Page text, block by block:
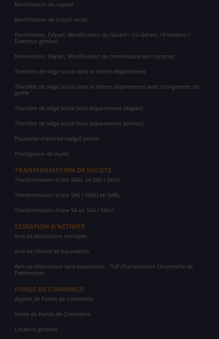
Modification du capital
Modification de l'objet social
Nomination, Départ, Modification du Gérant / Co-Gérant / Président /
Directeur général
Nomination, Départ, Modification de commissaire aux comptes
Transfert de siège social dans le même département
Transfert de siège social dans le même département avec changement de
greffe
Transfert de siège social hors département (départ)
Transfert de siège social hors département (arrivée)
Poursuite d'activité malgré pertes
Prorogation de durée
TRANSFORMATION DE SOCIÉTÉ
Transformation d'une SARL en SAS / SASU
Transformation d'une SAS / SASU en SARL
Transformation d'une SA en SAS / SASU
CESSATION D'ACTIVITÉ
Avis de dissolution anticipée
Avis de clôture de liquidation
Avis de dissolution sans liquidation - TUP (Transmission Universelle de
Patrimoine)
FONDS DE COMMERCE
Apport de Fonds de Commerce
Vente de Fonds de Commerce
Location gérance